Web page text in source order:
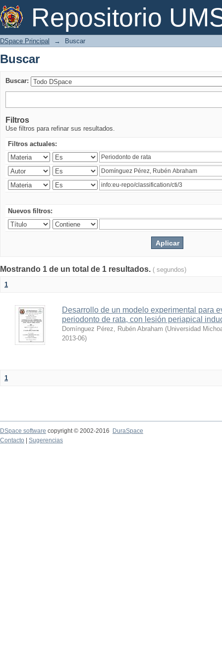
Repositorio
Buscar
DSpace Principal → Buscar
Buscar
Buscar:
Filtros
Use filtros para refinar sus resultados.
Filtros actuales:
Nuevos filtros:
Mostrando 1 de un total de 1 resultados. ( segundos)
1
Desarrollo de un modelo experimental para
periodonto de rata, con lesión periapical
Domínguez Pérez, Rubén Abraham (Universidad
2013-06)
1
DSpace software copyright © 2002-2016
DuraSpace
Contacto
Sugerencias